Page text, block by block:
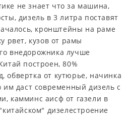
не знает что за машина,
дизель в 3 литра поставят
кронштейны на раме
рвет, кузов от рамы
внедорожника лучше
построен, 80%
обвертка от кутюрье, начинка
даст современный дизель с
камминс аисф от газели в
дизелестроение